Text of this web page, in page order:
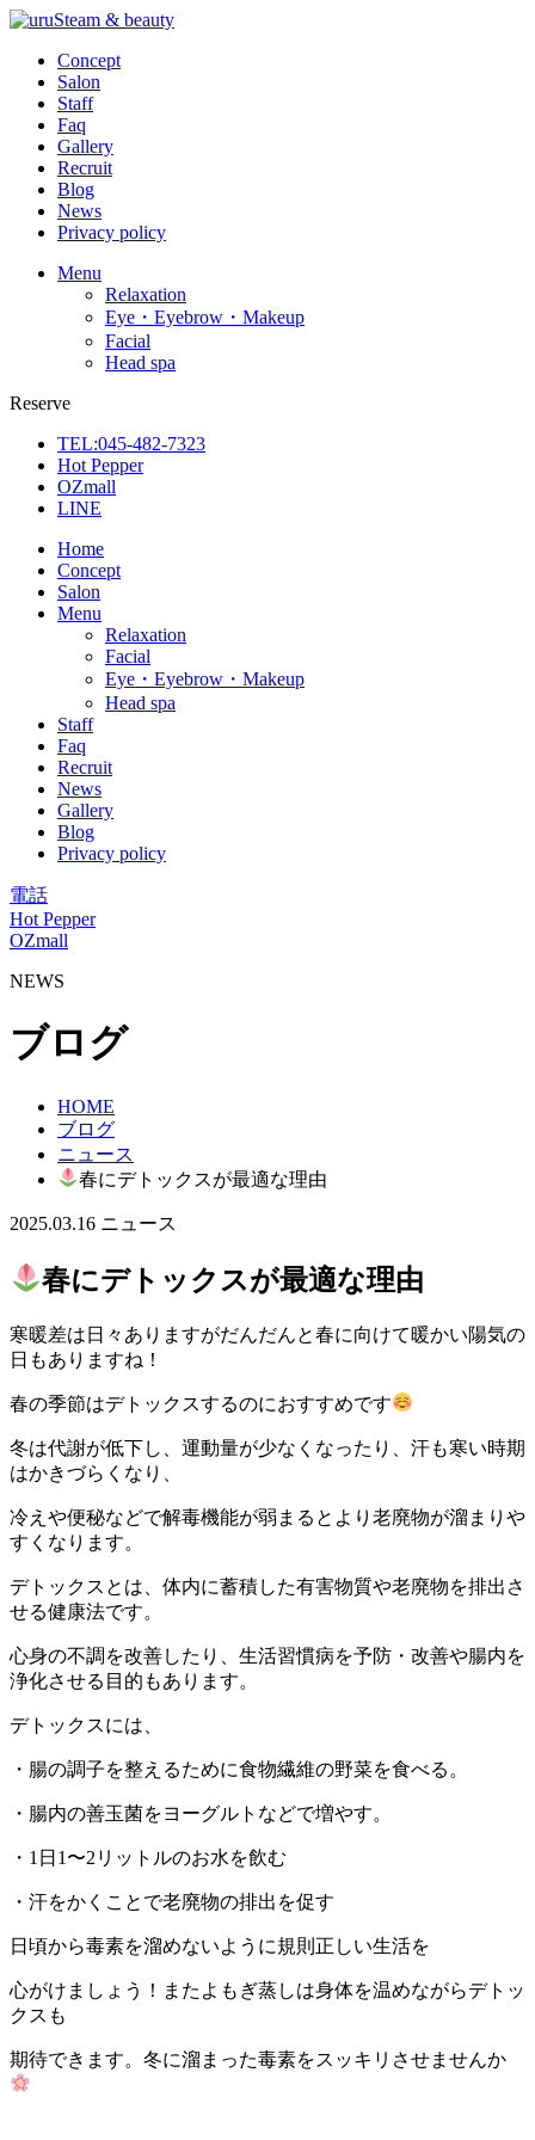
Concept
Salon
Staff
Faq
Gallery
Recruit
Blog
News
Privacy policy
Menu
Relaxation
Eye・Eyebrow・Makeup
Facial
Head spa
Reserve
TEL:045-482-7323
Hot Pepper
OZmall
LINE
Home
Concept
Salon
Menu
Relaxation
Facial
Eye・Eyebrow・Makeup
Head spa
Staff
Faq
Recruit
News
Gallery
Blog
Privacy policy
電話
Hot Pepper
OZmall
NEWS
ブログ
HOME
ブログ
ニュース
春にデトックスが最適な理由
2025.03.16 ニュース
春にデトックスが最適な理由
寒暖差は日々ありますがだんだんと春に向けて暖かい陽気の
日もありますね！
春の季節はデトックスするのにおすすめです
冬は代謝が低下し、運動量が少なくなったり、汗も寒い時期
はかきづらくなり、
冷えや便秘などで解毒機能が弱まるとより老廃物が溜まりや
すくなります。
デトックスとは、体内に蓄積した有害物質や老廃物を排出さ
せる健康法です。
心身の不調を改善したり、生活習慣病を予防・改善や腸内を
浄化させる目的もあります。
デトックスには、
・腸の調子を整えるために食物繊維の野菜を食べる。
・腸内の善玉菌をヨーグルトなどで増やす。
・1日1〜2リットルのお水を飲む
・汗をかくことで老廃物の排出を促す
日頃から毒素を溜めないように規則正しい生活を
心がけましょう！またよもぎ蒸しは身体を温めながらデトッ
クスも
期待できます。冬に溜まった毒素をスッキリさせませんか